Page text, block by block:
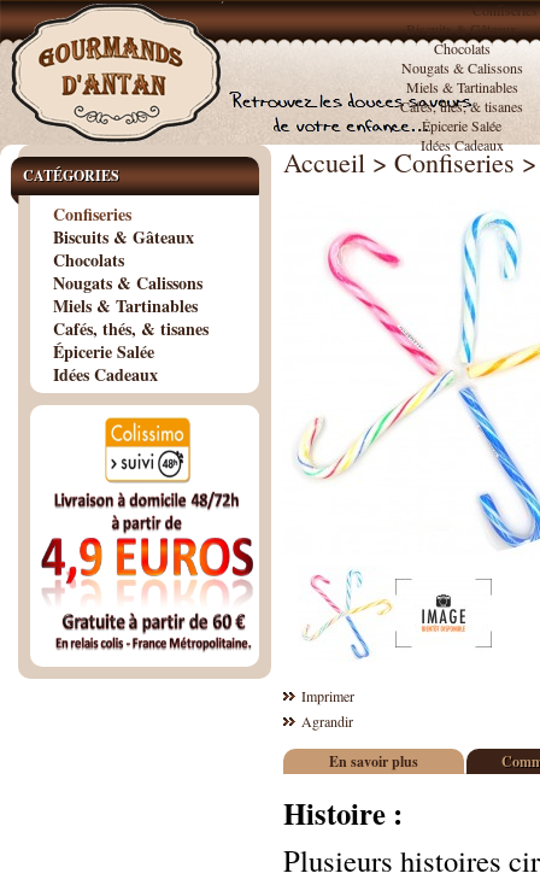
Confiseries
Biscuits & Gâteaux
Chocolats
Nougats & Calissons
Miels & Tartinables
Cafés, thés, & tisanes
Épicerie Salée
Idées Cadeaux
CATÉGORIES
Confiseries
Biscuits & Gâteaux
Chocolats
Nougats & Calissons
Miels & Tartinables
Cafés, thés, & tisanes
Épicerie Salée
Idées Cadeaux
Accueil > Confiseries >
Imprimer
Agrandir
En savoir plus
Histoire :
Plusieurs histoires